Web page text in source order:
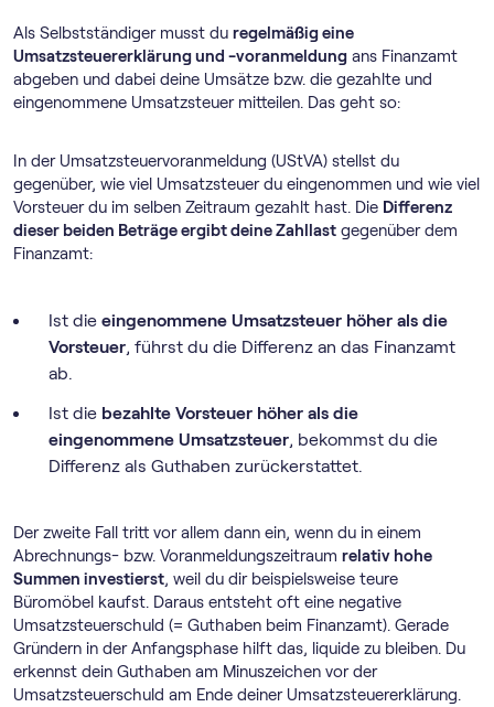
Als Selbstständiger musst du regelmäßig eine
Umsatzsteuererklärung und -voranmeldung ans Finanzamt
abgeben und dabei deine Umsätze bzw. die gezahlte und
eingenommene Umsatzsteuer mitteilen. Das geht so:
In der Umsatz­steuer­voranmeldung (UStVA) stellst du
gegenüber, wie viel Umsatzsteuer du eingenommen und wie viel
Vorsteuer du im selben Zeitraum gezahlt hast. Die Differenz
dieser beiden Beträge ergibt deine Zahllast gegenüber dem
Finanzamt:
Ist die eingenommene Umsatzsteuer höher als die
Vorsteuer, führst du die Differenz an das Finanzamt
ab.
Ist die bezahlte Vorsteuer höher als die
eingenommene Umsatzsteuer, bekommst du die
Differenz als Guthaben zurückerstattet.
Der zweite Fall tritt vor allem dann ein, wenn du in einem
Abrechnungs- bzw. Voranmeldungszeitraum relativ hohe
Summen investierst, weil du dir beispielsweise teure
Büromöbel kaufst. Daraus entsteht oft eine negative
Umsatzsteuerschuld (= Guthaben beim Finanzamt). Gerade
Gründern in der Anfangsphase hilft das, liquide zu bleiben. Du
erkennst dein Guthaben am Minuszeichen vor der
Umsatzsteuerschuld am Ende deiner Umsatzsteuererklärung.